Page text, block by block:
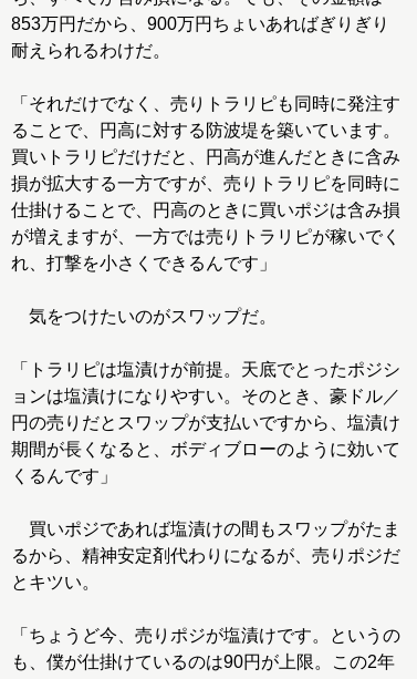
853万円だから、900万円ちょいあればぎりぎり
耐えられるわけだ。
「それだけでなく、売りトラリピも同時に発注す
ることで、円高に対する防波堤を築いています。
買いトラリピだけだと、円高が進んだときに含み
損が拡大する一方ですが、売りトラリピを同時に
仕掛けることで、円高のときに買いポジは含み損
が増えますが、一方では売りトラリピが稼いでく
れ、打撃を小さくできるんです」
気をつけたいのがスワップだ。
「トラリピは塩漬けが前提。天底でとったポジシ
ョンは塩漬けになりやすい。そのとき、豪ドル／
円の売りだとスワップが支払いですから、塩漬け
期間が長くなると、ボディブローのように効いて
くるんです」
買いポジであれば塩漬けの間もスワップがたま
るから、精神安定剤代わりになるが、売りポジだ
とキツい。
「ちょうど今、売りポジが塩漬けです。というの
も、僕が仕掛けているのは90円が上限。この2年